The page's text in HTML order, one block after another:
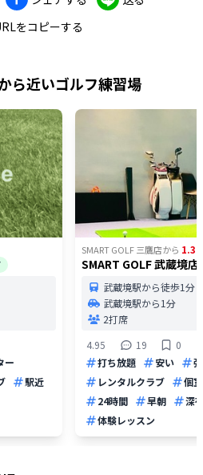
をコピーする
ら近いゴルフ練習場
ー
駅近
SMART GOLF 三鷹店から 1.39
SMART GOLF 武蔵境店
武蔵境駅から徒歩1分
武蔵境駅から1分
2打席
4.95
19
0
打ち放題
安い
レンタルクラブ
個
24時間
早朝
深
体験レッスン